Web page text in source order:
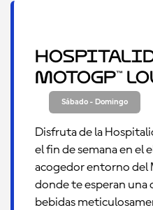
MotoGP™
Sábado - Domingo
Disfruta de la
el fin de semana en el
acogedor entorno del
donde te esperan una
bebidas